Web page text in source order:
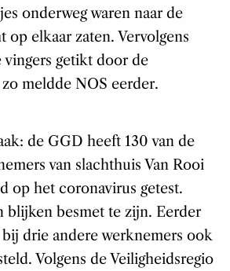
onderweg waren naar de
op elkaar zaten. Vervolgens
getikt door de
meldde NOS eerder.
de GGD heeft 130 van de
van slachthuis Van Rooi
op het coronavirus getest.
blijken besmet te zijn. Eerder
drie andere werknemers ook
Volgens de Veiligheidsregio